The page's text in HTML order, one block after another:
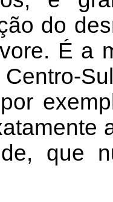
do
É a
Centro-
que